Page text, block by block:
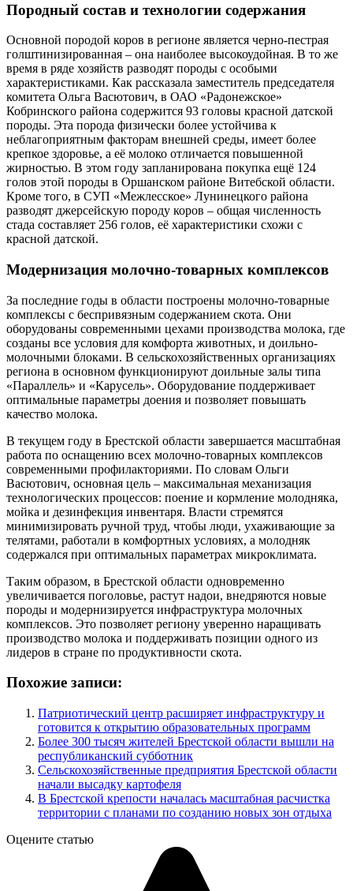
Породный состав и технологии содержания
Основной породой коров в регионе является черно-пестрая
голштинизированная – она наиболее высокоудойная. В то же
время в ряде хозяйств разводят породы с особыми
характеристиками. Как рассказала заместитель председателя
комитета Ольга Васютович, в ОАО «Радонежское»
Кобринского района содержится 93 головы красной датской
породы. Эта порода физически более устойчива к
неблагоприятным факторам внешней среды, имеет более
крепкое здоровье, а её молоко отличается повышенной
жирностью. В этом году запланирована покупка ещё 124
голов этой породы в Оршанском районе Витебской области.
Кроме того, в СУП «Межлесское» Лунинецкого района
разводят джерсейскую породу коров – общая численность
стада составляет 256 голов, её характеристики схожи с
красной датской.
Модернизация молочно-товарных комплексов
За последние годы в области построены молочно-товарные
комплексы с беспривязным содержанием скота. Они
оборудованы современными цехами производства молока, где
созданы все условия для комфорта животных, и доильно-
молочными блоками. В сельскохозяйственных организациях
региона в основном функционируют доильные залы типа
«Параллель» и «Карусель». Оборудование поддерживает
оптимальные параметры доения и позволяет повышать
качество молока.
В текущем году в Брестской области завершается масштабная
работа по оснащению всех молочно-товарных комплексов
современными профилакториями. По словам Ольги
Васютович, основная цель – максимальная механизация
технологических процессов: поение и кормление молодняка,
мойка и дезинфекция инвентаря. Власти стремятся
минимизировать ручной труд, чтобы люди, ухаживающие за
телятами, работали в комфортных условиях, а молодняк
содержался при оптимальных параметрах микроклимата.
Таким образом, в Брестской области одновременно
увеличивается поголовье, растут надои, внедряются новые
породы и модернизируется инфраструктура молочных
комплексов. Это позволяет региону уверенно наращивать
производство молока и поддерживать позиции одного из
лидеров в стране по продуктивности скота.
Похожие записи:
Патриотический центр расширяет инфраструктуру и
готовится к открытию образовательных программ
Более 300 тысяч жителей Брестской области вышли на
республиканский субботник
Сельскохозяйственные предприятия Брестской области
начали высадку картофеля
В Брестской крепости началась масштабная расчистка
территории с планами по созданию новых зон отдыха
Оцените статью